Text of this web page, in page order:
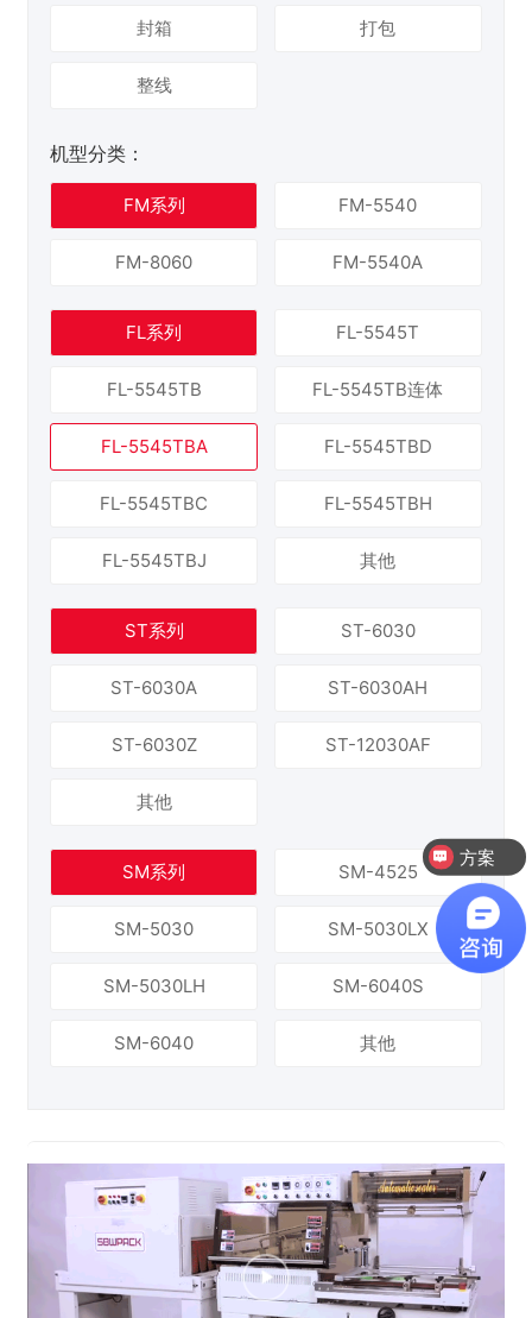
封箱 打包
整线
机型分类：
FM系列 FM-5540
FM-8060 FM-5540A
FL系列 FL-5545T
FL-5545TB FL-5545TB连体
FL-5545TBA FL-5545TBD
FL-5545TBC FL-5545TBH
FL-5545TBJ 其他
ST系列 ST-6030
ST-6030A ST-6030AH
ST-6030Z ST-12030AF
其他
SM系列 SM-4525
SM-5030 SM-5030LX
SM-5030LH SM-6040S
SM-6040 其他
方案